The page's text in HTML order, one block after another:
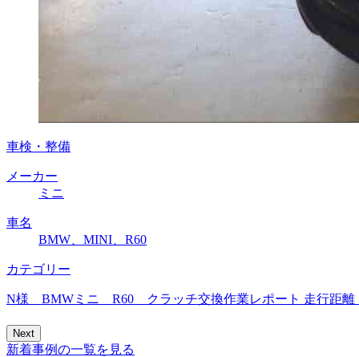
車検・整備
メーカー
ミニ
車名
BMW、MINI、R60
カテゴリー
N様 BMWミニ R60 クラッチ交換作業レポート 走行距離
Next
新着事例の一覧を見る